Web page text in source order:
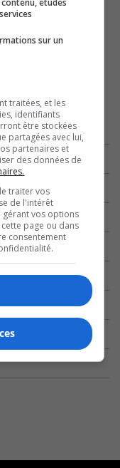
sur un
traitées, et les
identifiants
être stockées
partagées avec lui,
partenaires et
des données de
traiter vos
de l'intérêt
gérant vos options
page ou dans
consentement